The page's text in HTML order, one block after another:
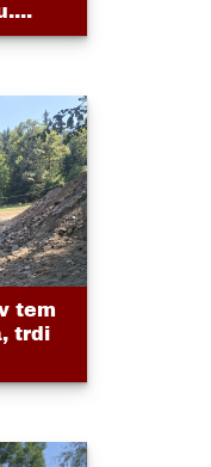
tem
trdi